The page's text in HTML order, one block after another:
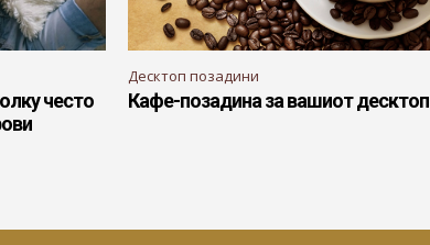
често
Десктоп позадини
Кафе-позадина за вашиот